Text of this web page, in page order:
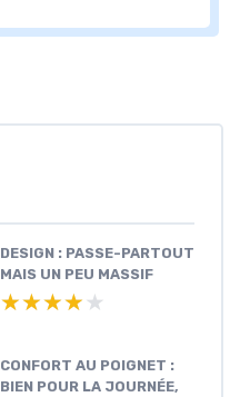
DESIGN : PASSE-PARTOUT
MAIS UN PEU MASSIF
★★★★★
★★★★★
CONFORT AU POIGNET :
BIEN POUR LA JOURNÉE,